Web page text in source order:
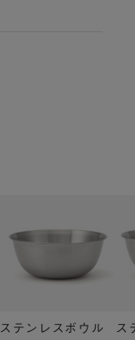
ステンレスボウル
ス